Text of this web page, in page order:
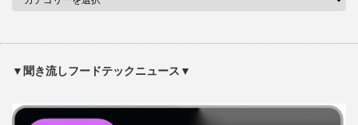
▼聞き流しフードテックニュース▼